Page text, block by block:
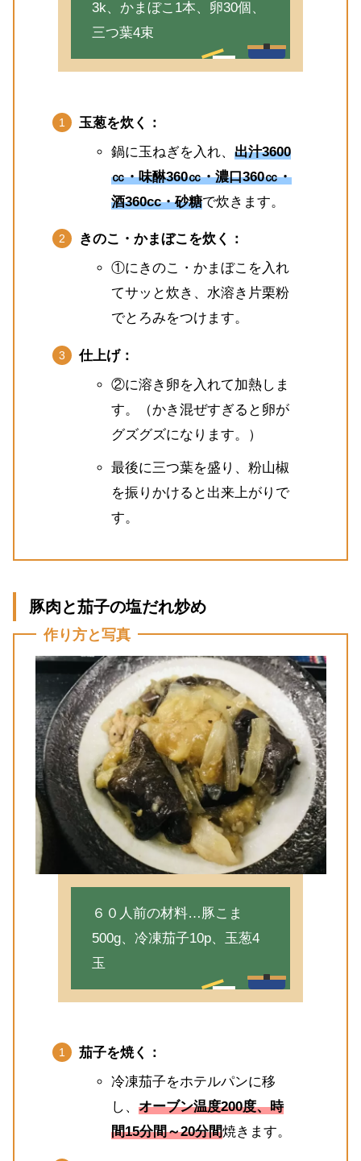
3k、かまぼこ1本、卵30個、
三つ葉4束
玉葱を炊く：
鍋に玉ねぎを入れ、 出汁3600
㏄・味醂360㏄・濃口360㏄・
酒360cc・砂糖で炊きます。
きのこ・かまぼこを炊く：
①にきのこ・かまぼこを入れ
てサッと炊き、水溶き片栗粉
でとろみをつけます。
仕上げ：
②に溶き卵を入れて加熱しま
す。（かき混ぜすぎると卵が
グズグズになります。）
最後に三つ葉を盛り、粉山椒
を振りかけると出来上がりで
す。
豚肉と茄子の塩だれ炒め
作り方と写真
６０人前の材料…豚こま
500g、冷凍茄子10p、玉葱4
玉
茄子を焼く：
冷凍茄子をホテルパンに移
し、 オーブン温度200度、時
間15分間～20分間焼きます。